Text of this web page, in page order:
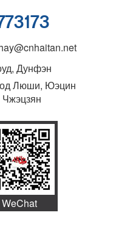
Дунфэн
Люши, Юэцин
WeChat